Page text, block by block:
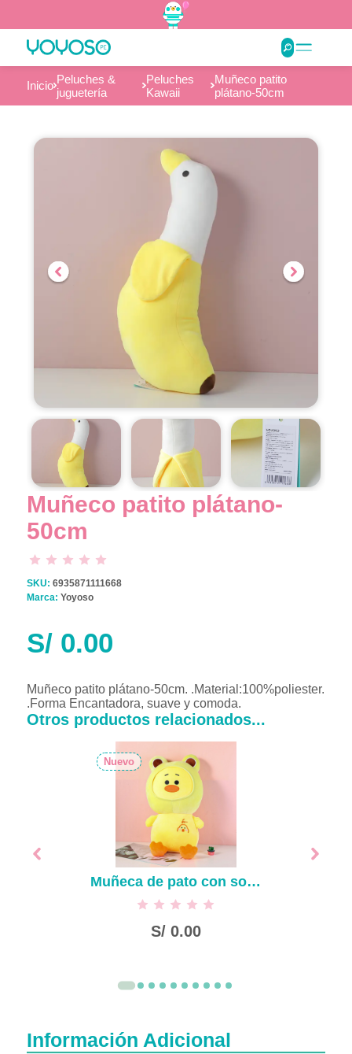
Inicio Peluches &
juguetería
Peluches
Kawaii
Muñeco patito
plátano-50cm
Muñeco patito plátano-
50cm
SKU: 6935871111668
Marca: Yoyoso
S/0.00
Muñeco patito plátano-50cm. .Material:100%poliester.
.Forma Encantadora, suave y comoda.
Otros productos relacionados...
Nuevo
Muñeca de pato con sombrero de rana-50cm
S/0.00
Información Adicional